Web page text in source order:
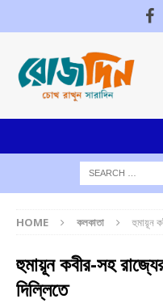
HOME কলকাতা হুমায়ূন
হুমায়ূন কবীর-সহ
দিল্লিতে